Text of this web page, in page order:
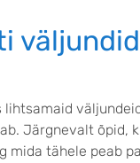
lihtsamaid
Järgnevalt õpid,
mida tähele peab